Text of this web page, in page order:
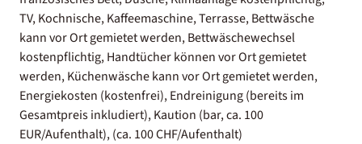
TV, Kochnische, Kaffeemaschine, Terrasse, Bettwäsche
kann vor Ort gemietet werden, Bettwäschewechsel
kostenpflichtig, Handtücher können vor Ort gemietet
werden, Küchenwäsche kann vor Ort gemietet werden,
Energiekosten (kostenfrei), Endreinigung (bereits im
Gesamtpreis inkludiert), Kaution (bar, ca. 100
EUR/Aufenthalt), (ca. 100 CHF/Aufenthalt)